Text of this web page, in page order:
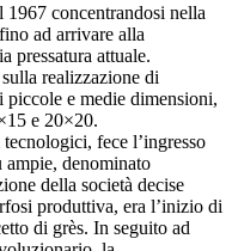
concentrandosi nella
ad arrivare alla
pressatura attuale.
realizzazione di
piccole e medie dimensioni,
e 20×20.
fece l’ingresso
denominato
della società decise
produttiva, era l’inizio di
di grès. In seguito ad